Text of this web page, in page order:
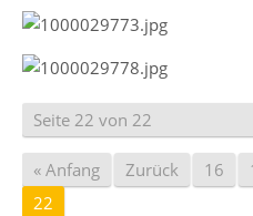
Seite 22 von 22
« Anfang Zurück 16
22